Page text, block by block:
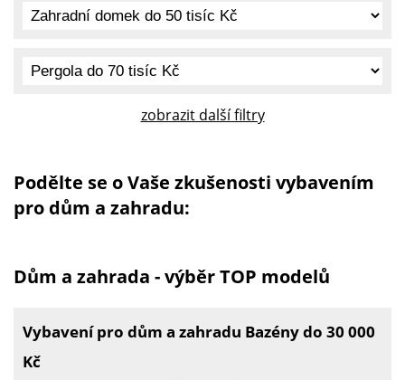
zobrazit další filtry
Podělte se o Vaše zkušenosti vybavením
pro dům a zahradu:
Dům a zahrada - výběr TOP modelů
Vybavení pro dům a zahradu Bazény do 30 000
Kč